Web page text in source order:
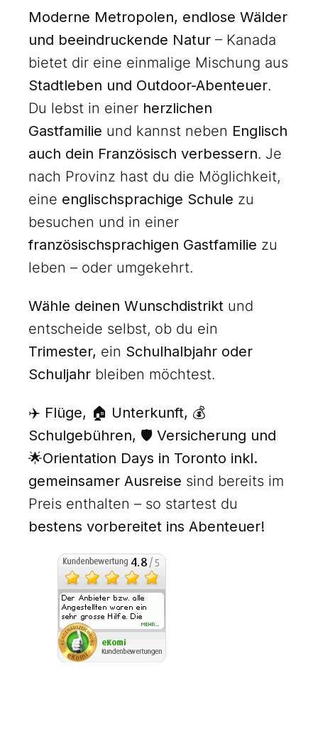
Moderne Metropolen, endlose Wälder
und beeindruckende Natur – Kanada
bietet dir eine einmalige Mischung aus
Stadtleben und Outdoor-Abenteuer.
Du lebst in einer herzlichen
Gastfamilie und kannst neben Englisch
auch dein Französisch verbessern. Je
nach Provinz hast du die Möglichkeit,
eine englischsprachige Schule zu
besuchen und in einer
französischsprachigen Gastfamilie zu
leben – oder umgekehrt.
Wähle deinen Wunschdistrikt und
entscheide selbst, ob du ein
Trimester, ein Schulhalbjahr oder
Schuljahr bleiben möchtest.
✈️ Flüge, 🏠 Unterkunft, 💰
Schulgebühren, 🛡️ Versicherung und
🌟Orientation Days in Toronto inkl.
gemeinsamer Ausreise sind bereits im
Preis enthalten – so startest du
bestens vorbereitet ins Abenteuer!